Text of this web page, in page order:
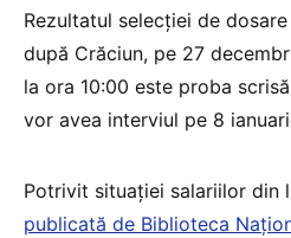
Rezultatul selecției de
după Crăciun, pe 27
la ora 10:00 este proba
vor avea interviul pe 8
Potrivit situației salariilor din
publicată de Biblioteca